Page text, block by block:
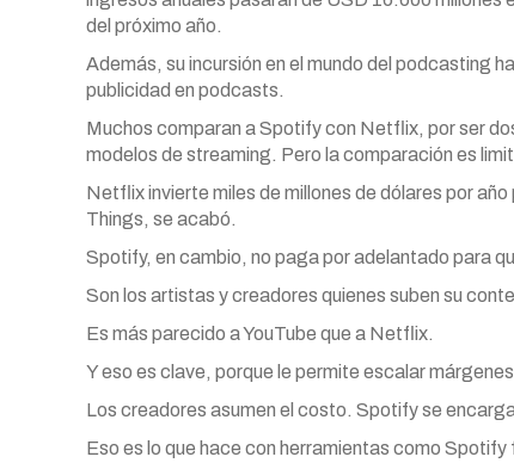
del próximo año.
Además, su incursión en el mundo del podcasting
publicidad en podcasts.
Muchos comparan a Spotify con Netflix, por ser
modelos de streaming. Pero la comparación es
Netflix invierte miles de millones de dólares por
Things, se acabó.
Spotify, en cambio, no paga por adelantado para
Son los artistas y creadores quienes suben su
Es más parecido a YouTube que a Netflix.
Y eso es clave, porque le permite escalar
Los creadores asumen el costo. Spotify se
Eso es lo que hace con herramientas como